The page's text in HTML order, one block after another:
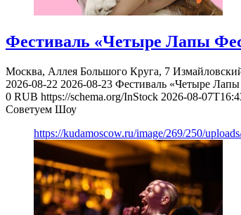
Фестиваль «Четыре Лапы
Москва, Аллея Большого Круга, 7
2026-08-22 2026-08-23 Фестиваль «Четыре
0 RUB https://schema.org/InStock 2026-08-
Советуем Шоу
https://kudamoscow.ru/image/269/250/